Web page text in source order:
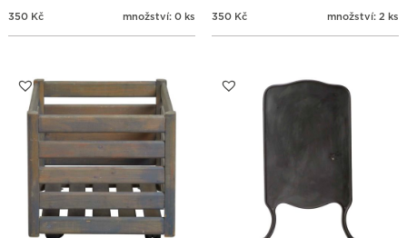
350 Kč množství: 0 ks 350 Kč množství: 2 ks